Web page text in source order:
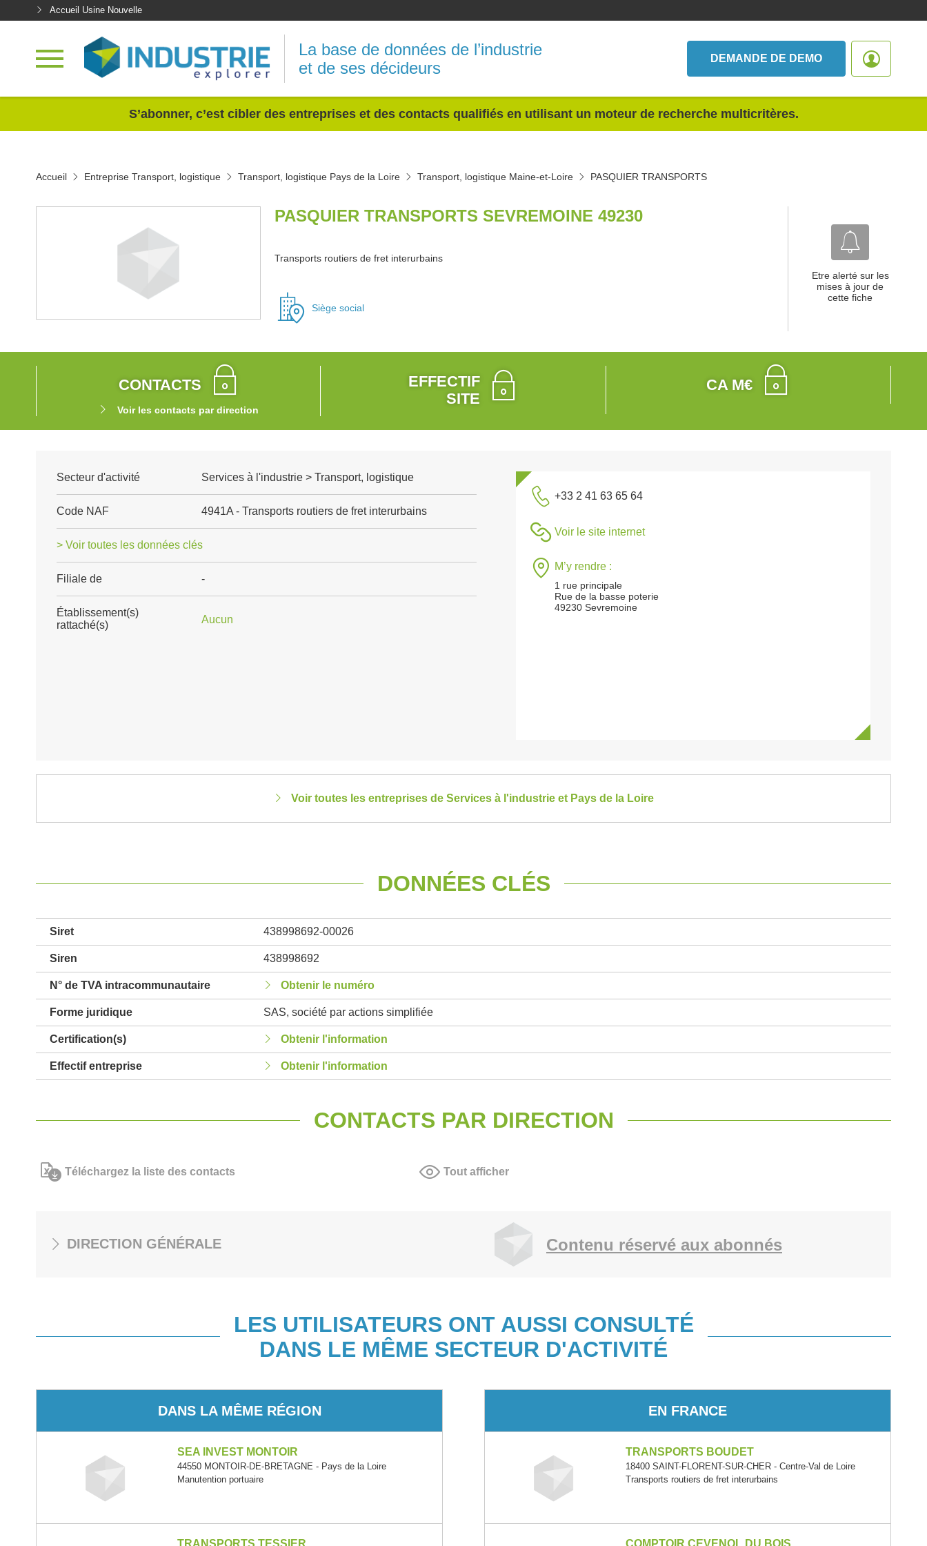
Accueil Usine Nouvelle
La base de données de l’industrie
et de ses décideurs
DEMANDE DE DEMO
S’abonner, c’est cibler des entreprises et des contacts qualifiés en utilisant un moteur de recherche multicritères.
Accueil Entreprise Transport, logistique Transport, logistique Pays de la Loire Transport, logistique Maine-et-Loire PASQUIER TRANSPORTS
PASQUIER TRANSPORTS SEVREMOINE 49230
Transports routiers de fret interurbains
Siège social
Etre alerté sur les
mises à jour de
cette fiche
CONTACTS
Voir les contacts par direction
EFFECTIF
SITE
CA M€
Secteur d'activité Services à l'industrie > Transport, logistique
Code NAF 4941A - Transports routiers de fret interurbains
> Voir toutes les données clés
Filiale de -
Établissement(s)
rattaché(s)
Aucun
+33 2 41 63 65 64
Voir le site internet
M’y rendre :
1 rue principale
Rue de la basse poterie
49230 Sevremoine
Voir toutes les entreprises de Services à l'industrie et Pays de la Loire
DONNÉES CLÉS
Siret 438998692-00026
Siren 438998692
N° de TVA intracommunautaire Obtenir le numéro
Forme juridique SAS, société par actions simplifiée
Certification(s) Obtenir l'information
Effectif entreprise Obtenir l'information
CONTACTS PAR DIRECTION
Téléchargez la liste des contacts Tout afficher
DIRECTION GÉNÉRALE Contenu réservé aux abonnés
LES UTILISATEURS ONT AUSSI CONSULTÉ
DANS LE MÊME SECTEUR D'ACTIVITÉ
DANS LA MÊME RÉGION
SEA INVEST MONTOIR
44550 MONTOIR-DE-BRETAGNE - Pays de la Loire
Manutention portuaire
TRANSPORTS TESSIER
EN FRANCE
TRANSPORTS BOUDET
18400 SAINT-FLORENT-SUR-CHER - Centre-Val de Loire
Transports routiers de fret interurbains
COMPTOIR CEVENOL DU BOIS